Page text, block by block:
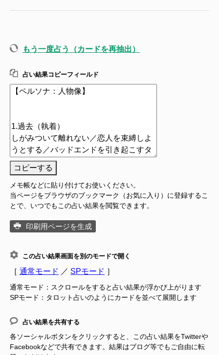
もう一度占う（カードを再抽出）
占い結果コピーフィールド
コピーする
メモ帳などに貼り付けてお使いください。
当ページをブラウザのブックマーク（お気に入り）に登録するこ
とで、いつでもこの占い結果を閲覧できます。
印刷用ページを生成
この占い結果画面を別のモードで開く
［ 通常モード ／ SPモード ］
通常モード：スクロールをすると占い結果が浮かび上がります
SPモード：タロット占いのようにカードを並べて展開します
占い結果を共有する
各ソーシャルボタンをクリックすると、この占い結果をTwitterや
Facebookなどで共有できます。結果はブログ等でもご自由に転